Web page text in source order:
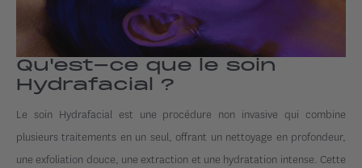
Qu'est-ce que le soin
Hydrafacial ?
Le soin Hydrafacial est une procédure non invasive qui combine
plusieurs traitements en un seul, offrant un nettoyage en profondeur,
une exfoliation douce, une extraction et une hydratation intense. Cette